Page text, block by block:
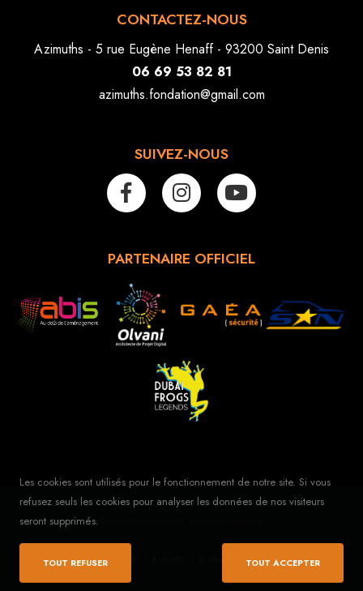
CONTACTEZ-NOUS
Azimuths - 5 rue Eugène Henaff - 93200 Saint Denis
06 69 53 82 81
azimuths.fondation@gmail.com
SUIVEZ-NOUS
PARTENAIRE OFFICIEL
Agence digitale OLVANI Mentions légales Contact
Les cookies sont utilisés pour le fonctionnement de notre site. Si vous
refusez seuls les cookies pour analyser les données de nos visiteurs
seront supprimés.
TOUT REFUSER TOUT ACCEPTER